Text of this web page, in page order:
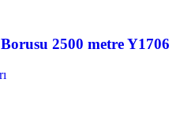
2500 metre Y1706